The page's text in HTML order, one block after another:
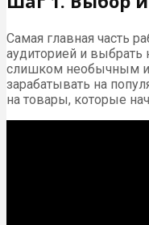
Самая главная часть
аудиторией и
слишком необычным
зарабатывать на
на товары, которые